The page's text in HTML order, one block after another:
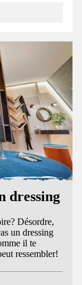
dressing
Désordre,
un dressing
il te
ressembler!